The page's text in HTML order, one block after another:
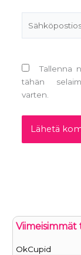
Tallenna
tähän
varten.
OkCupid